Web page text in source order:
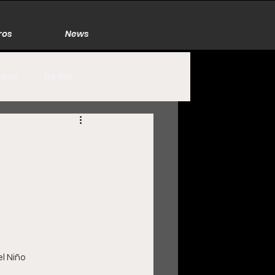
News
Naturaleza
Niño